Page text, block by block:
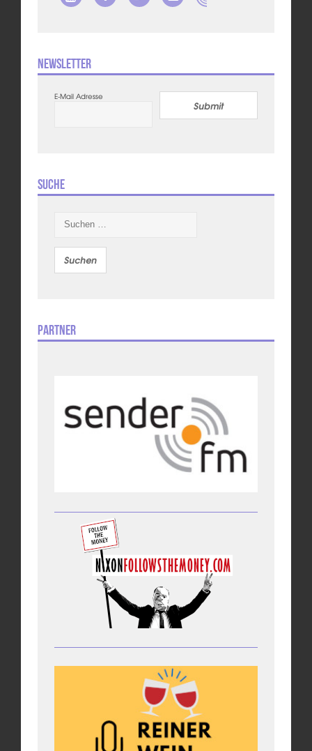
Newsletter
E-Mail Adresse
Submit
Suche
nach:
Partner